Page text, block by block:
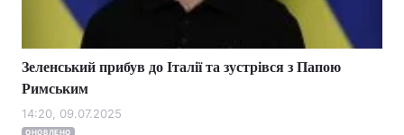
Головна Війна
Україна
Зеленський прибув до Італії та зустрівся з Папою
Римським
14:20, 09.07.2025
ОНОВЛЕНО